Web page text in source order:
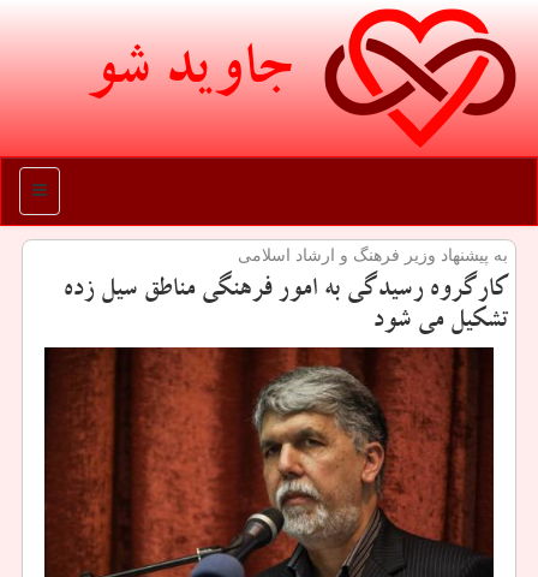
جاوید شو
منو
به پیشنهاد وزیر فرهنگ و ارشاد اسلامی
كارگروه رسیدگی به امور فرهنگی مناطق سیل زده
تشكیل می شود